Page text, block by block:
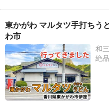
東かがわ マルタツ手打ちう
わ市
和
絶